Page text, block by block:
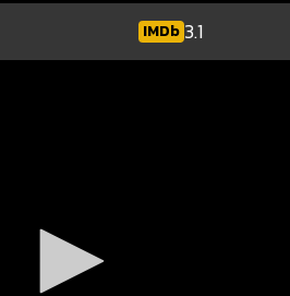
IMDb3.1